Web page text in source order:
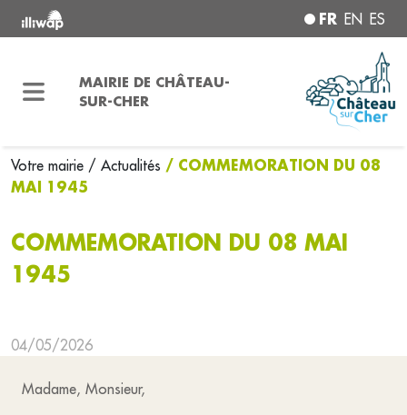
FR EN ES
MAIRIE DE CHÂTEAU-
SUR-CHER
Votre mairie / Actualités / COMMEMORATION DU 08
MAI 1945
COMMEMORATION DU 08 MAI
1945
04/05/2026
Madame, Monsieur,